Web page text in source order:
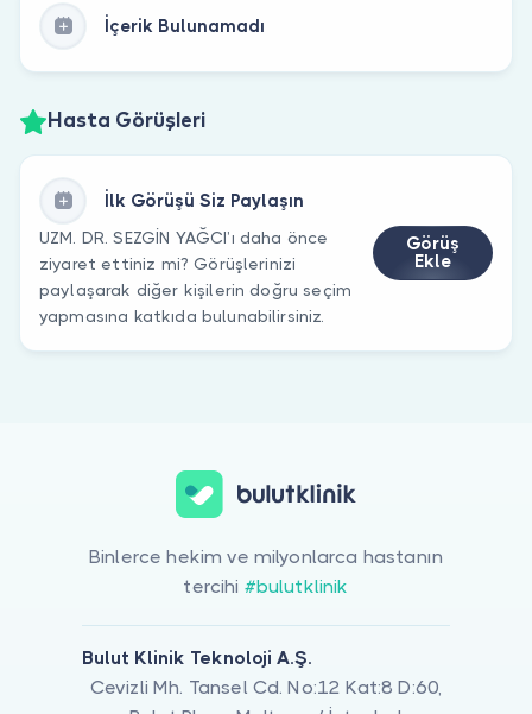
İçerik Bulunamadı
Hasta Görüşleri
İlk Görüşü Siz Paylaşın
UZM. DR. SEZGİN YAĞCI’ı daha önce
ziyaret ettiniz mi? Görüşlerinizi
paylaşarak diğer kişilerin doğru seçim
yapmasına katkıda bulunabilirsiniz.
Görüş
Ekle
Binlerce hekim ve milyonlarca hastanın
tercihi #bulutklinik
Bulut Klinik Teknoloji A.Ş.
Cevizli Mh. Tansel Cd. No:12 Kat:8 D:60,